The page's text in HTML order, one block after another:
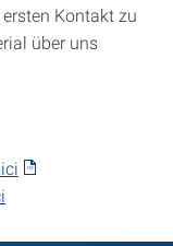
Kontakt zu
über uns